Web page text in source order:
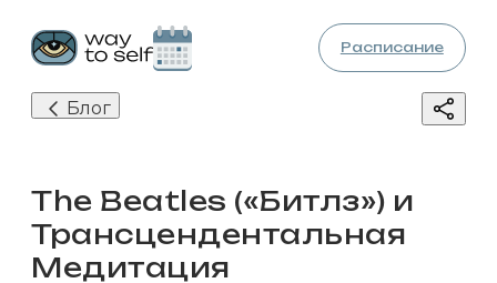
Расписание
Блог
The Beatles («Битлз») и
Трансцендентальная
Медитация